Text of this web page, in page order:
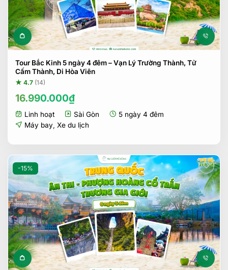
Tour Bắc Kinh 5 ngày 4 đêm – Vạn Lý Trường Thành, Tử
Cấm Thành, Di Hòa Viên
★ 4.7 (14)
16.990.000₫
Linh hoạt Sài Gòn
5 ngày 4 đêm
Máy bay Xe du lịch
-15%